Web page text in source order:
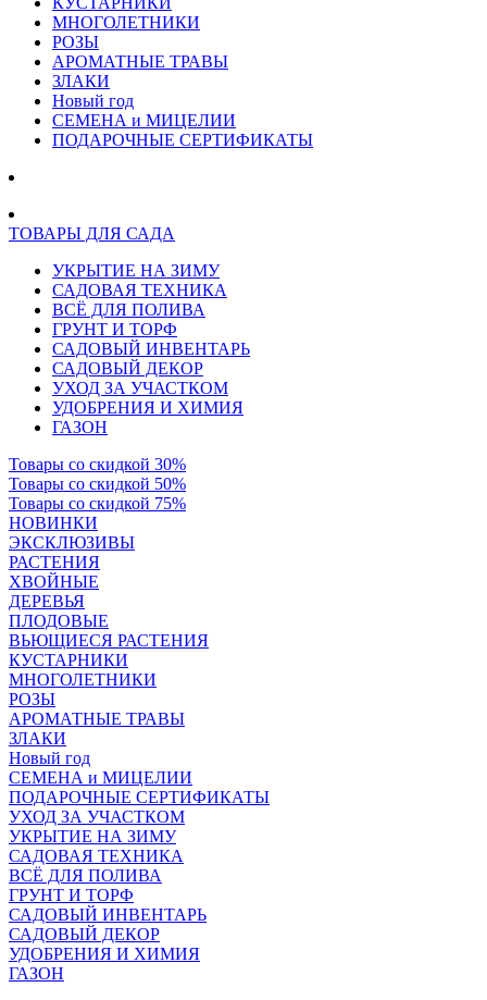
МНОГОЛЕТНИКИ
РОЗЫ
АРОМАТНЫЕ ТРАВЫ
ЗЛАКИ
Новый год
СЕМЕНА и МИЦЕЛИИ
ПОДАРОЧНЫЕ СЕРТИФИКАТЫ
ТОВАРЫ ДЛЯ САДА
УКРЫТИЕ НА ЗИМУ
САДОВАЯ ТЕХНИКА
ВСЁ ДЛЯ ПОЛИВА
ГРУНТ И ТОРФ
САДОВЫЙ ИНВЕНТАРЬ
САДОВЫЙ ДЕКОР
УХОД ЗА УЧАСТКОМ
УДОБРЕНИЯ И ХИМИЯ
ГАЗОН
Товары со скидкой 30%
Товары со скидкой 50%
Товары со скидкой 75%
НОВИНКИ
ЭКСКЛЮЗИВЫ
РАСТЕНИЯ
ХВОЙНЫЕ
ДЕРЕВЬЯ
ПЛОДОВЫЕ
ВЬЮЩИЕСЯ РАСТЕНИЯ
КУСТАРНИКИ
МНОГОЛЕТНИКИ
РОЗЫ
АРОМАТНЫЕ ТРАВЫ
ЗЛАКИ
Новый год
СЕМЕНА и МИЦЕЛИИ
ПОДАРОЧНЫЕ СЕРТИФИКАТЫ
УХОД ЗА УЧАСТКОМ
УКРЫТИЕ НА ЗИМУ
САДОВАЯ ТЕХНИКА
ВСЁ ДЛЯ ПОЛИВА
ГРУНТ И ТОРФ
САДОВЫЙ ИНВЕНТАРЬ
САДОВЫЙ ДЕКОР
УДОБРЕНИЯ И ХИМИЯ
ГАЗОН